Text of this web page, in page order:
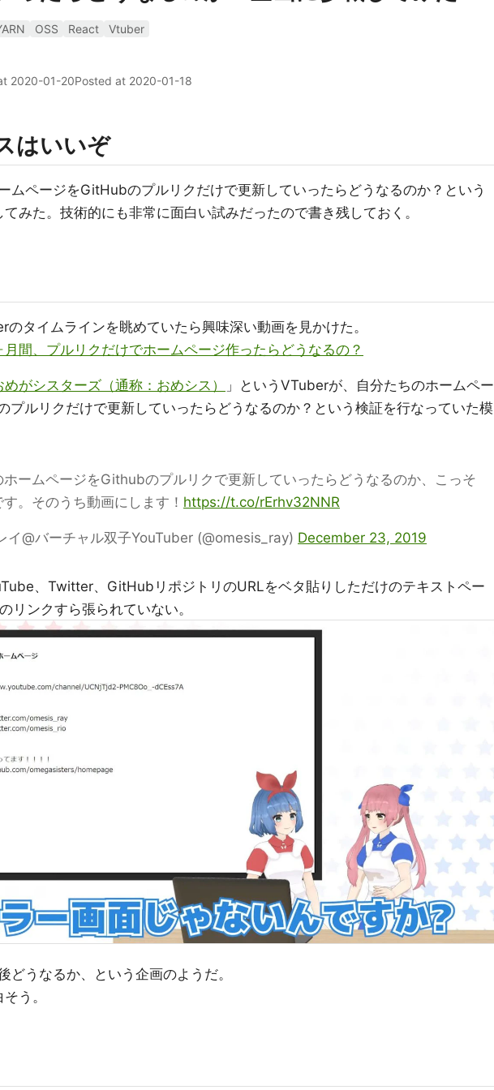
OSS React
Vtuber
2020-01-20Posted at 2020-01-18
はいいぞ
ムページをGitHubのプルリクだけで更新していったらどうなるのか？という
みた。技術的にも非常に面白い試みだったので書き残しておく。
タイムラインを眺めていたら興味深い動画を見かけた。
月間、プルリクだけでホームページ作ったらどうなるの？
めがシスターズ（通称：おめシス）
」というVTuberが、自分たちのホームペー
プルリクだけで更新していったらどうなるのか？という検証を行なっていた模
ホームページをGithubのプルリクで更新していったらどうなるのか、こっそ
す。そのうち動画にします！ https://t.co/rErhv32NNR
@バーチャル双子YouTuber (@omesis_ray) December 23, 2019
、Twitter、GitHubリポジトリのURLをベタ貼りしただけのテキストペー
リンクすら張られていない。
どうなるか、という企画のようだ。
う。